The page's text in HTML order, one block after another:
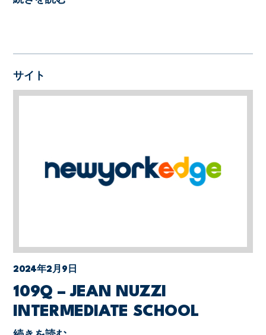
サイト
2024年2月9日
109Q – JEAN NUZZI
INTERMEDIATE SCHOOL